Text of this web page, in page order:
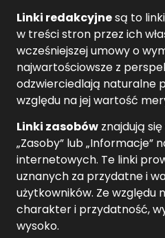
Linki redakcyjnesą to
w treści stron przez ich
wcześniejszej umowy o
najwartościowsze z
odzwierciedlają naturalne
względu na jej wartość
Linki zasobów znajdują
„Zasoby” lub „Informacje”
internetowych. Te linki
uznanych za przydatne i
użytkowników. Ze względu
charakter i przydatność,
wysoko.